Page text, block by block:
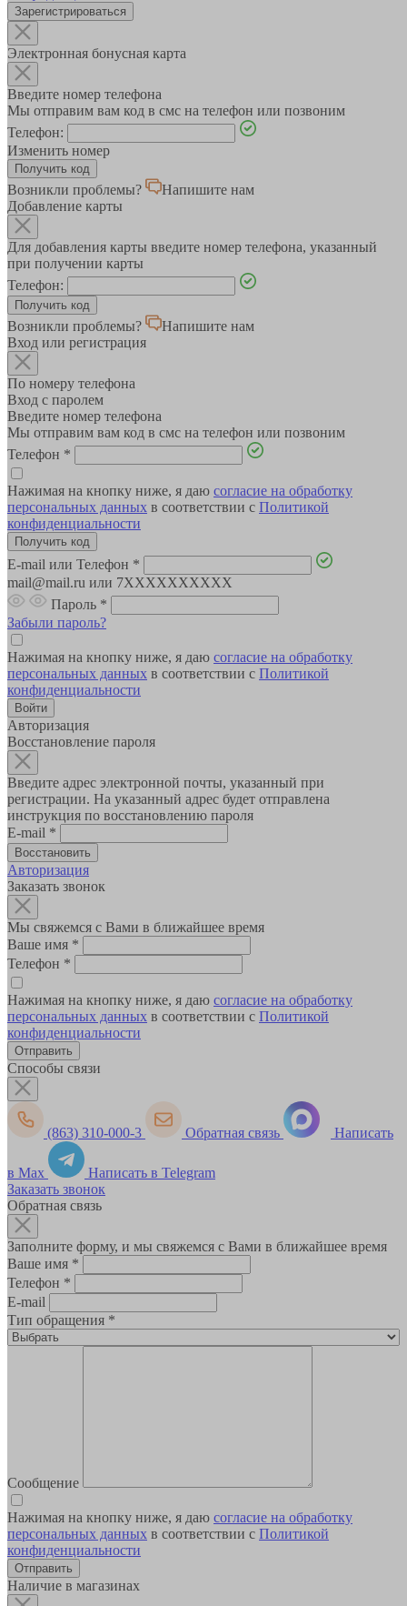
Зарегистрироваться
Электронная бонусная карта
Введите номер телефона
Мы отправим вам код в смс на телефон или позвоним
Телефон:
Изменить номер
Возникли проблемы?
Напишите нам
Добавление карты
Для добавления карты введите номер телефона, указанный
при получении карты
Телефон:
Возникли проблемы?
Напишите нам
Вход или регистрация
По номеру телефона
Вход с паролем
Введите номер телефона
Мы отправим вам код в смс на телефон или позвоним
Телефон *
Нажимая на кнопку ниже, я даю согласие на обработку
персональных данных в соответствии с Политикой
конфиденциальности
E-mail или Телефон *
mail@mail.ru или 7XXXXXXXXXX
Пароль *
Забыли пароль?
Нажимая на кнопку ниже, я даю согласие на обработку
персональных данных в соответствии с Политикой
конфиденциальности
Авторизация
Восстановление пароля
Введите адрес электронной почты, указанный при
регистрации. На указанный адрес будет отправлена
инструкция по восстановлению пароля
E-mail *
Авторизация
Заказать звонок
Мы свяжемся с Вами в ближайшее время
Ваше имя *
Телефон *
Нажимая на кнопку ниже, я даю согласие на обработку
персональных данных в соответствии с Политикой
конфиденциальности
Способы связи
(863) 310-000-3 Обратная связь Написать
в Max
Написать в Telegram
Заказать звонок
Обратная связь
Заполните форму, и мы свяжемся с Вами в ближайшее время
Ваше имя *
Телефон *
E-mail
Тип обращения *
Сообщение
Нажимая на кнопку ниже, я даю согласие на обработку
персональных данных в соответствии с Политикой
конфиденциальности
Наличие в магазинах